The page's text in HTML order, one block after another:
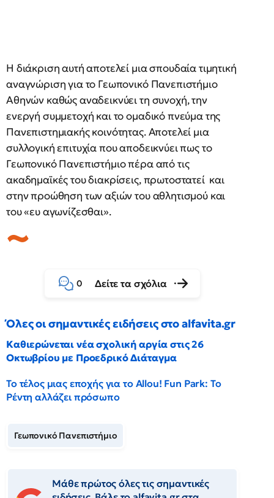
Η διάκριση αυτή αποτελεί μια σπουδαία τιμητική
αναγνώριση για το Γεωπονικό Πανεπιστήμιο
Αθηνών καθώς αναδεικνύει τη συνοχή, την
ενεργή συμμετοχή και το ομαδικό πνεύμα της
Πανεπιστημιακής κοινότητας. Αποτελεί μια
συλλογική επιτυχία που αποδεικνύει πως το
Γεωπονικό Πανεπιστήμιο πέρα από τις
ακαδημαϊκές του διακρίσεις, πρωτοστατεί και
στην προώθηση των αξιών του αθλητισμού και
του «ευ αγωνίζεσθαι».
0 Δείτε τα σχόλια
Όλες οι σημαντικές ειδήσεις στο alfavita.gr
Καθιερώνεται νέα σχολική αργία στις 26
Οκτωβρίου με Προεδρικό Διάταγμα
Το τέλος μιας εποχής για το Allou! Fun Park: Το
Ρέντη αλλάζει πρόσωπο
Γεωπονικό Πανεπιστήμιο
Μάθε πρώτος όλες τις σημαντικές